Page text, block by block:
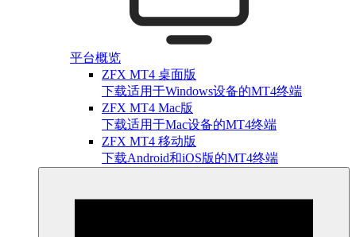
平台概览
ZFX MT4 桌面版
下载适用于Windows设备的MT4终端
ZFX MT4 Mac版
下载适用于Mac设备的MT4终端
ZFX MT4 移动版
下载Android和iOS版的MT4终端